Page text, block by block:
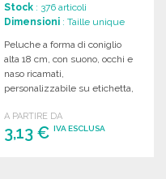
Stock : 376 articoli
Dimensioni : Taille unique
Peluche a forma di coniglio
alta 18 cm, con suono, occhi e
naso ricamati,
personalizzabile su etichetta,
A PARTIRE DA
3,13 €IVA ESCLUSA